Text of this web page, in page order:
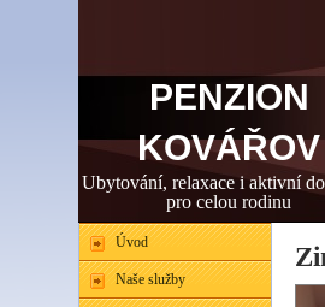
PENZION
KOVÁŘOV
Ubytování, relaxace i aktivní
pro celou rodinu
Úvod
Naše služby